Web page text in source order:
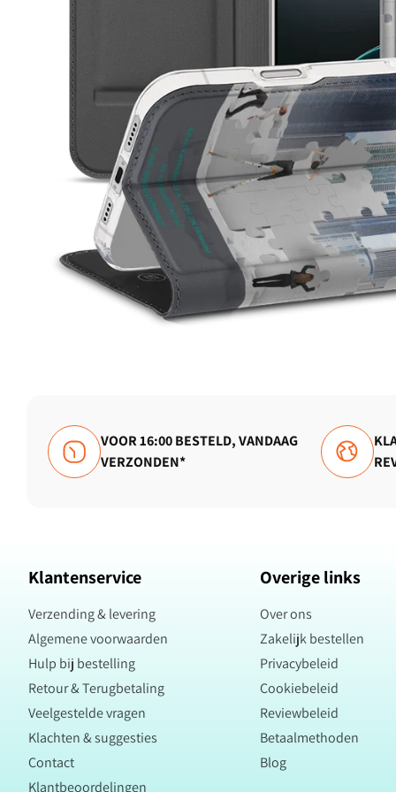
VOOR 16:00 BESTELD, VANDAAG
VERZONDEN*
Klantenservice
Verzending & levering
Algemene voorwaarden
Hulp bij bestelling
Retour & Terugbetaling
Veelgestelde vragen
Klachten & suggesties
Contact
Klantbeoordelingen
Overige links
Over ons
Zakelijk bestellen
Privacybeleid
Cookiebeleid
Reviewbeleid
Betaalmethoden
Blog